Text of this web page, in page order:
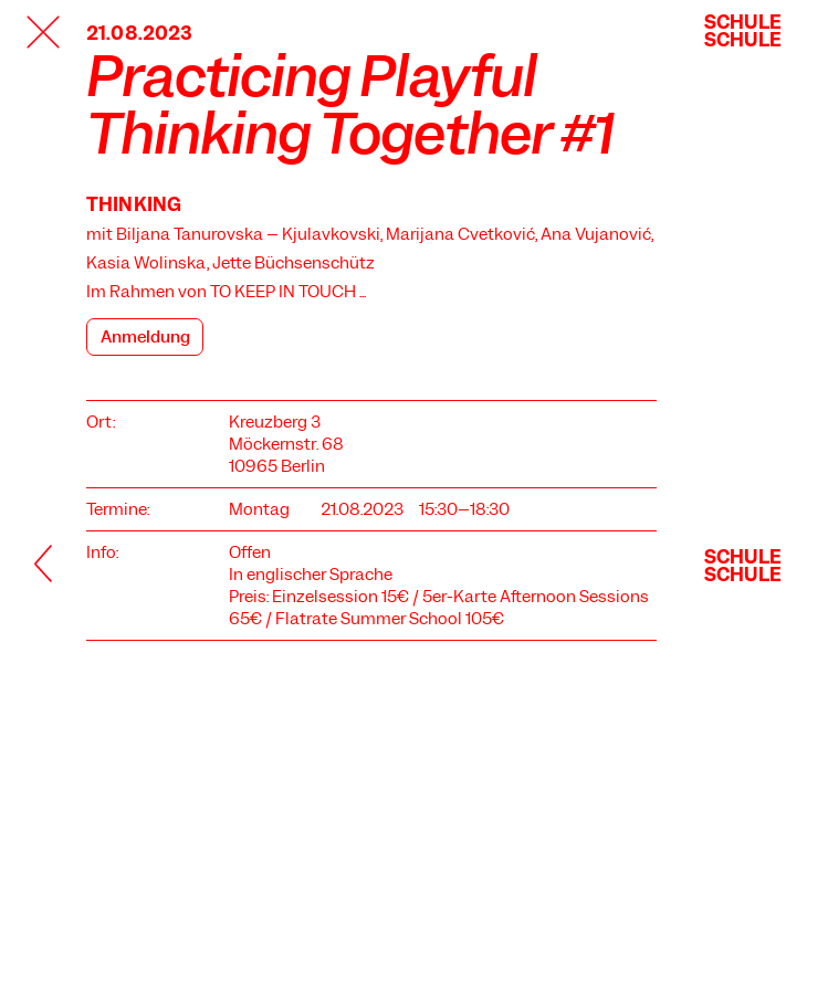
TANZFABRIK
BERLIN
SCHULE
SCHULE
SCHULE
SCHULE
21.08.2023
Practicing Playful
Thinking Together #1
THINKING
mit Biljana Tanurovska – Kjulavkovski, Marijana Cvetković, Ana Vujanović,
Kasia Wolinska, Jette Büchsenschütz
Im Rahmen von TO KEEP IN TOUCH ...
Anmeldung
Ort:
Kreuzberg 3
Möckernstr. 68
10965 Berlin
Termine:
Montag 21.08.2023
15:30–18:30
Info:
Offen
In englischer Sprache
Preis: Einzelsession 15€ / 5er-Karte Afternoon Sessions
65€ / Flatrate Summer School 105€